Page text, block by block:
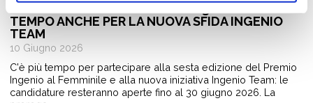
TEMPO ANCHE PER LA NUOVA SFIDA INGENIO
TEAM
10 Giugno 2026
C'è più tempo per partecipare alla sesta edizione del Premio
Ingenio al Femminile e alla nuova iniziativa Ingenio Team: le
candidature resteranno aperte fino al 30 giugno 2026. La